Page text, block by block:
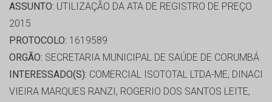
ASSUNTO: UTILIZAÇÃO DA ATA DE REGISTRO DE PREÇO
2015
PROTOCOLO: 1619589
ORGÃO: SECRETARIA MUNICIPAL DE SAÚDE DE CORUMBÁ
INTERESSADO(S): COMERCIAL ISOTOTAL LTDA-ME, DINACI
VIEIRA MARQUES RANZI, ROGERIO DOS SANTOS LEITE,